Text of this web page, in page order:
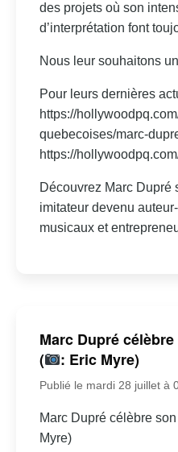
des projets où son
d’interprétation font
Nous leur souhaitons
Pour leurs dernières
https://
quebecoises/marc-
https://
Découvrez Marc Dupré
imitateur devenu
musicaux et
Marc Dupré
(
: Eric Myre)
Publié le mardi 28 juillet à
Marc Dupré célèbre
Myre)